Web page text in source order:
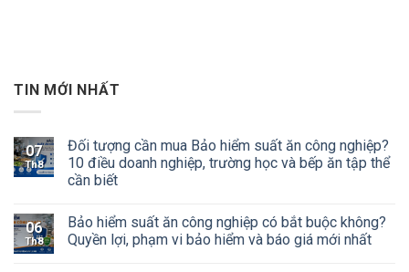
TIN MỚI NHẤT
07
Th8
Đối tượng cần mua Bảo hiểm suất ăn công nghiệp?
10 điều doanh nghiệp, trường học và bếp ăn tập thể
cần biết
06
Th8
Bảo hiểm suất ăn công nghiệp có bắt buộc không?
Quyền lợi, phạm vi bảo hiểm và báo giá mới nhất